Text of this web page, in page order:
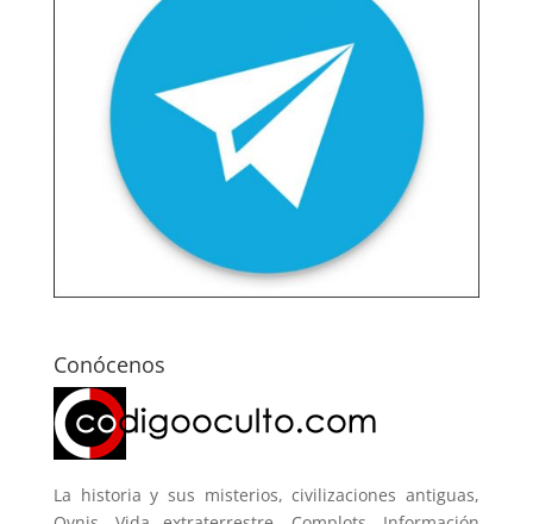
Conócenos
La historia y sus misterios, civilizaciones antiguas,